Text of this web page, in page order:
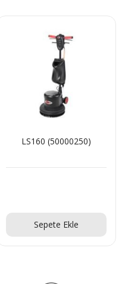
LS160 (50000250)
Sepete Ekle